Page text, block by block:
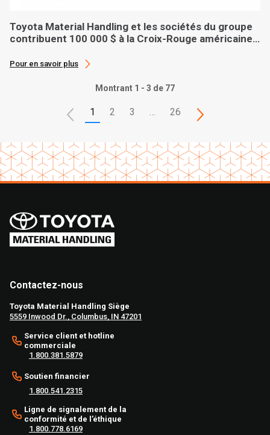
Toyota Material Handling et les sociétés du groupe
contribuent 100 000 $ à la Croix-Rouge américaine
Pour en savoir plus
Montrant 1 - 3 de 77
1 2 3 … 26
Contactez-nous
Toyota Material Handling Siège
5559 Inwood Dr., Columbus, IN 47201
Service client et hotline
commerciale
1.800.381.5879
Soutien financier
1.800.541.2315
Ligne de signalement de la
conformité et de l’éthique
1.800.778.6169